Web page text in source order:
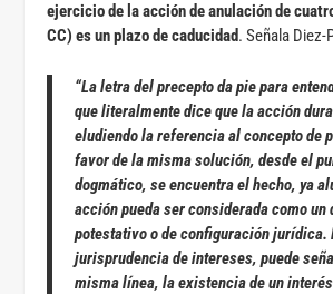
ejercicio de la acción de anulación de
CC) es un plazo de caducidad. Señala
“La letra del precepto da pie para
que literalmente dice que la acción
eludiendo la referencia al concepto de
favor de la misma solución, desde el
dogmático, se encuentra el hecho, ya
acción pueda ser considerada como un
potestativo o de configuración jurídica.
jurisprudencia de intereses, puede
misma línea, la existencia de un